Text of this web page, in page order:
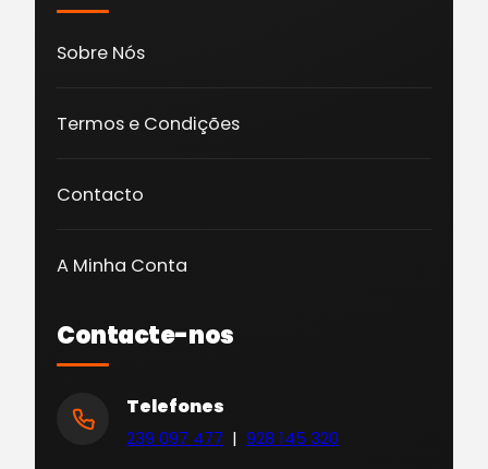
Sobre Nós
Termos e Condições
Contacto
A Minha Conta
Contacte-nos
Telefones
239 097 477 | 928 145 320